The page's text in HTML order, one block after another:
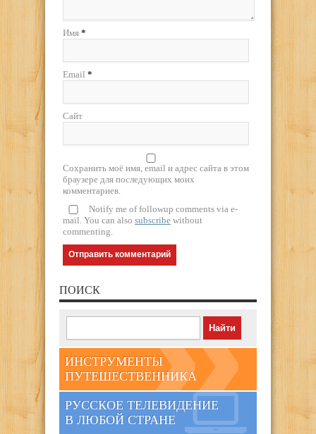
Имя *
Email *
Сайт
Сохранить моё имя, email и адрес сайта в этом
браузере для последующих моих
комментариев.
Notify me of followup comments via e-
mail. You can also subscribe without
commenting.
ПОИСК
ИНСТРУМЕНТЫ
ПУТЕШЕСТВЕННИКА
РУССКОЕ ТЕЛЕВИДЕНИЕ
В ЛЮБОЙ СТРАНЕ